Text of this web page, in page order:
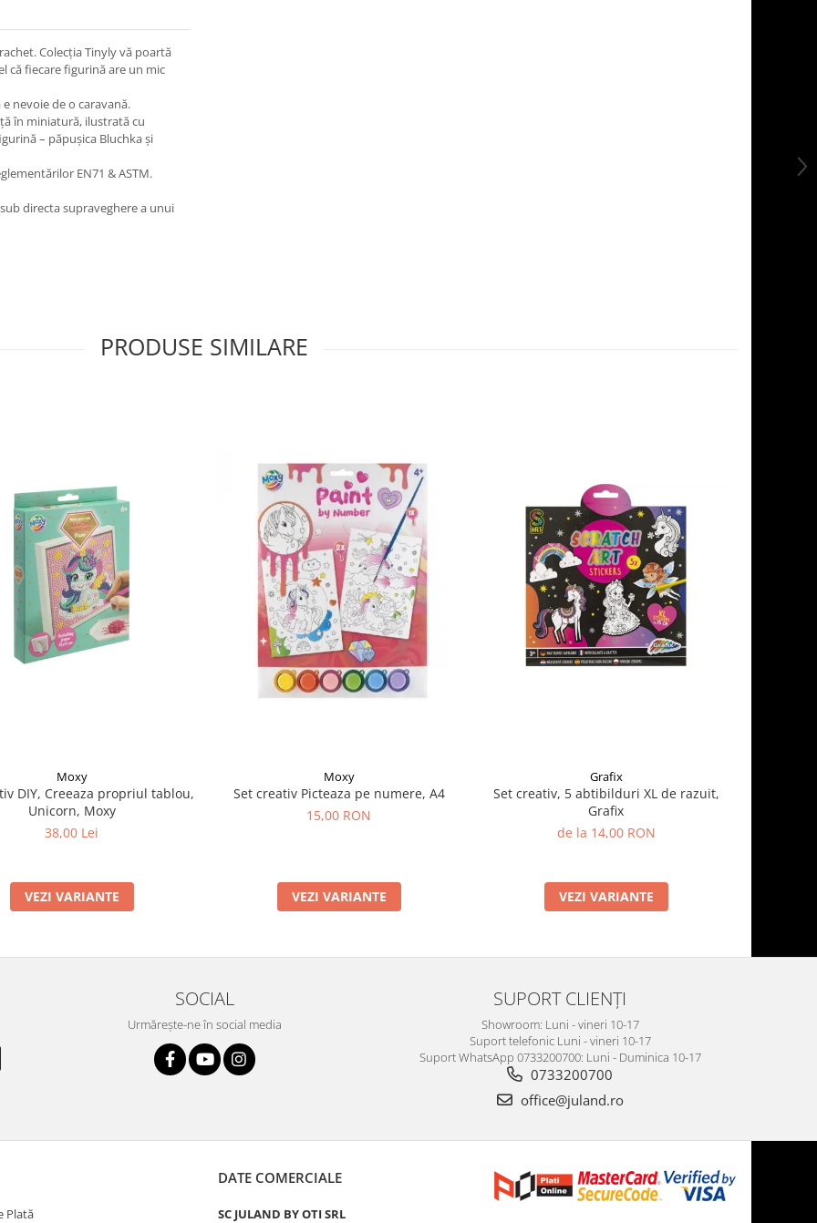
Colecția Tinyly vă poartă
că fiecare figurină are un mic
nevoie de o caravană.
în miniatură, ilustrată cu
– păpușica Bluchka și
EN71 & ASTM.
directa supraveghere a unui
PRODUSE SIMILARE
Moxy
DIY, Creeaza propriul tablou,
Unicorn, Moxy
38,00 Lei
VEZI VARIANTE
Moxy
Set creativ Picteaza pe numere, A4
15,00 RON
VEZI VARIANTE
Grafix
Set creativ, 5 abtibilduri XL de razuit,
Grafix
de la 14,00 RON
VEZI VARIANTE
SOCIAL
Urmărește-ne în social media
SUPORT CLIENȚI
Showroom: Luni - vineri 10-17
Suport telefonic Luni - vineri 10-17
Suport WhatsApp 0733200700: Luni - Duminica 10-17
0733200700
office@juland.ro
Plată
DATE COMERCIALE
SC JULAND BY OTI SRL